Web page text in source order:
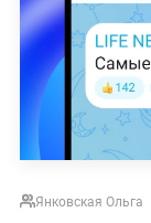
Янковская Ольга